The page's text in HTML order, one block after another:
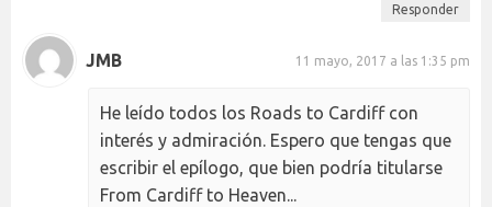
Responder
JMB 11 mayo, 2017 a las 1:35 pm
He leído todos los Roads to Cardiff con
interés y admiración. Espero que tengas que
escribir el epílogo, que bien podría titularse
From Cardiff to Heaven...